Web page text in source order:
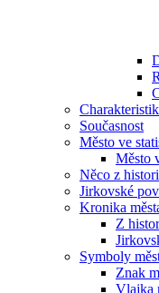
Současnost
Město ve
Město
Něco z
Jirkovské
Kronika
Z
Symboly
Znak
Vlajka